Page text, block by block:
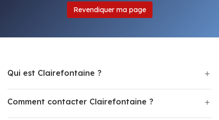
Revendiquer ma page
Qui est Clairefontaine ?
Comment contacter Clairefontaine ?